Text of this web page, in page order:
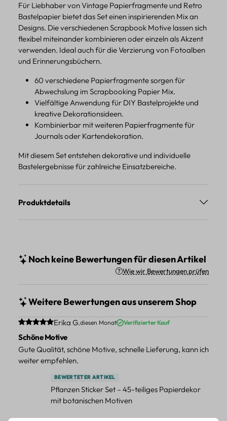
Für Liebhaber von Vintage Papierfragmente und Retro
Bastelpapier bietet das Set einen inspirierenden Mix an
Designs. Die verschiedenen Scrapbook Motive lassen sich
flexibel miteinander kombinieren oder einzeln als Akzent
verwenden. Ideal auch für die Verzierung von Fotoalben
und Erinnerungsbüchern.
60 verschiedene Papierfragmente sorgen für
Abwechslung im Scrapbooking Papier Mix.
Vielfältige Anwendung für DIY Bastelprojekte und
kreative Dekorationsideen.
Kombinierbar mit weiteren Papierfragmente für
Journals oder Kartendekoration.
Mit diesem Set entstehen dekorative und individuelle
Bastelergebnisse für zahlreiche Einsatzbereiche.
Produktdetails
Noch keine Bewertungen für diesen Artikel
Wie wir Bewertungen prüfen
Weitere Bewertungen aus unserem Shop
Durchschnittliche Bewertung von 5 von 5 Sternen
Erika G.diesen Monat Verifizierter Kauf
Schöne Motive
Gute Qualität, schöne Motive, schnelle Lieferung, kann ich
weiter empfehlen.
BEWERTETER ARTIKEL
Pflanzen Sticker Set – 45-teiliges Papierdekor
mit botanischen Motiven